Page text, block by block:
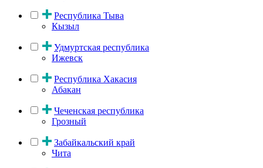
Республика Тыва
Кызыл
Удмуртская республика
Ижевск
Республика Хакасия
Абакан
Чеченская республика
Грозный
Забайкальский край
Чита